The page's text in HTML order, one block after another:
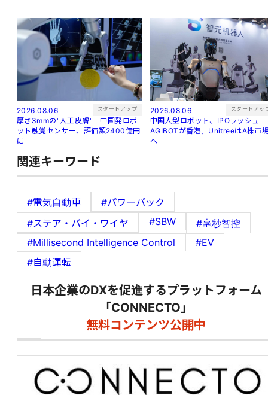
2026.08.06 スタートアップ
厚さ3mmの"人工皮膚" 中国発ロボ
ット触覚センサー、評価額2400億円
に
2026.08.06 スタートアッ
中国人型ロボット、IPOラッシュ
AGIBOTが香港、UnitreeはA株市
へ
関連キーワード
#電気自動車
#パワーパック
#ステア・バイ・ワイヤ
#SBW
#毫秒智控
#Millisecond Intelligence Control
#EV
#自動運転
日本企業のDXを促進するプラットフォーム
「CONNECTO」
無料コンテンツ公開中